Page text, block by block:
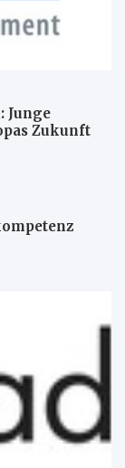
Junge
Zukunft